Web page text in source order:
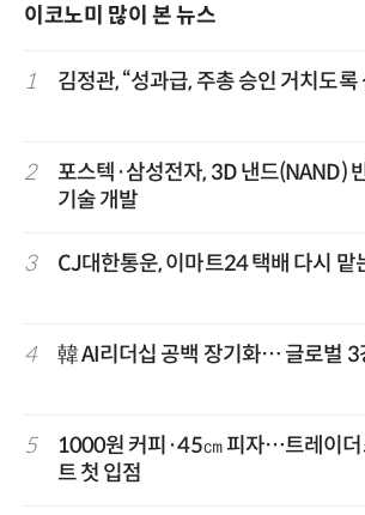
이코노미 많이 본 뉴스
1 김정관, “성과급, 주총 승인 거치도록
2
포스텍·삼성전자, 3D 낸드(NAND)
기술 개발
3 CJ대한통운, 이마트24 택배 다시 맡
4 韓 AI리더십 공백 장기화… 글로벌 3
5
1000원 커피·45㎝ 피자…트레이
트 첫 입점